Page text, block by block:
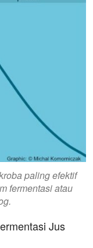
paling efektif
fermentasi atau
Jus